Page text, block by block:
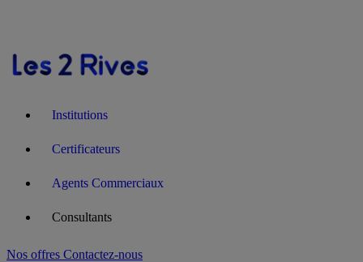
Institutions
Certificateurs
Agents Commerciaux
Consultants
Nos offres Contactez-nous